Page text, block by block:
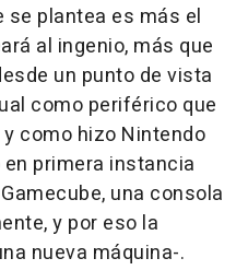
se plantea es más el
al ingenio, más que
un punto de vista
como periférico que
como hizo Nintendo
primera instancia
una consola
y por eso la
nueva máquina-.